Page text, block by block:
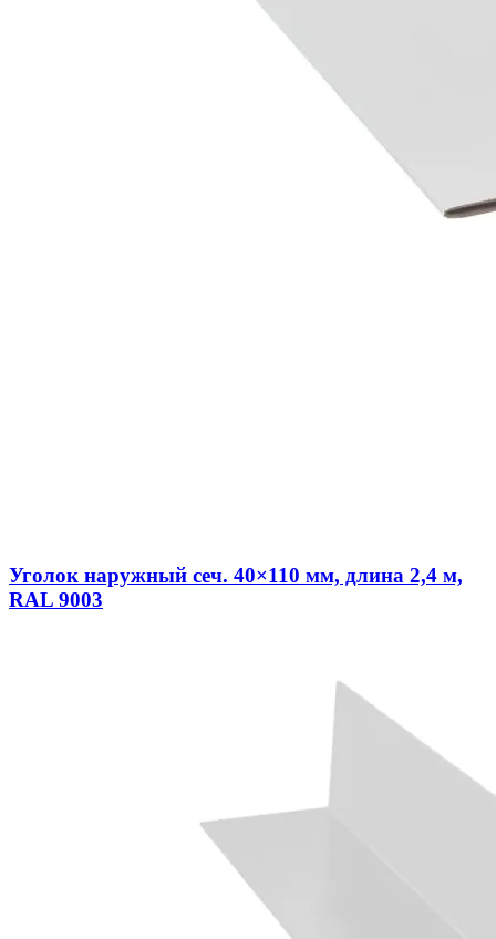
Уголок наружный сеч. 40×110 мм, длина 2,4 м,
RAL 9003